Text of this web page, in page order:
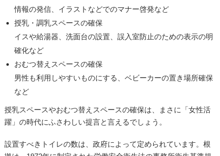
情報の発信、イラストなどでのマナー啓発など
授乳・調乳スペースの確保
イスや給湯器、洗面台の設置、誤入室防止のための表示の明
確化など
おむつ替えスペースの確保
男性も利用しやすいものにする、ベビーカーの置き場所確保
など
授乳スペースやおむつ替えスペースの確保は、まさに「女性活
躍」の時代にふさわしい提言と言えるでしょう。
設置すべきトイレの数は、政府によって定められています。根